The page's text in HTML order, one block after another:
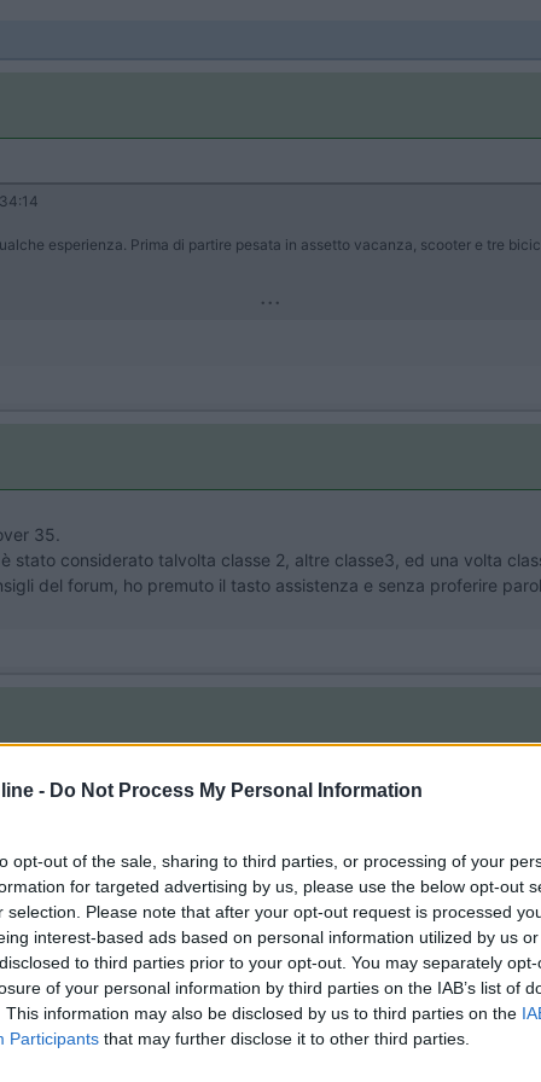
- Do Not Process My Personal Information
opt-out of the sale, sharing to third parties, or processing of your
for targeted advertising by us, please use the below opt-out
selection. Please note that after your opt-out request is processed
interest-based ads based on personal information utilized by us
to third parties prior to your opt-out. You may separately
of your personal information by third parties on the IAB’s list of
This information may also be disclosed by us to third parties on the
Participants that may further disclose it to other third parties.
esperienza. Prima di partire pesata in assetto vacanza, scooter e tre
...
35.
stato considerato talvolta classe 2, altre classe3, ed una volta
del forum, ho premuto il tasto assistenza e senza proferire
finisce. 70 euro (circa) Tarvisio-Salisburgo con Go-box che puoi